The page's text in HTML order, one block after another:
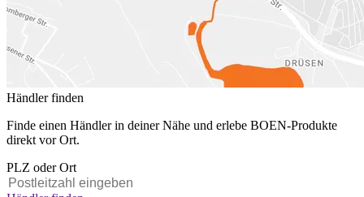
Händler finden
Finde einen Händler in deiner Nähe und erlebe BOEN-Produkte
direkt vor Ort.
PLZ oder Ort